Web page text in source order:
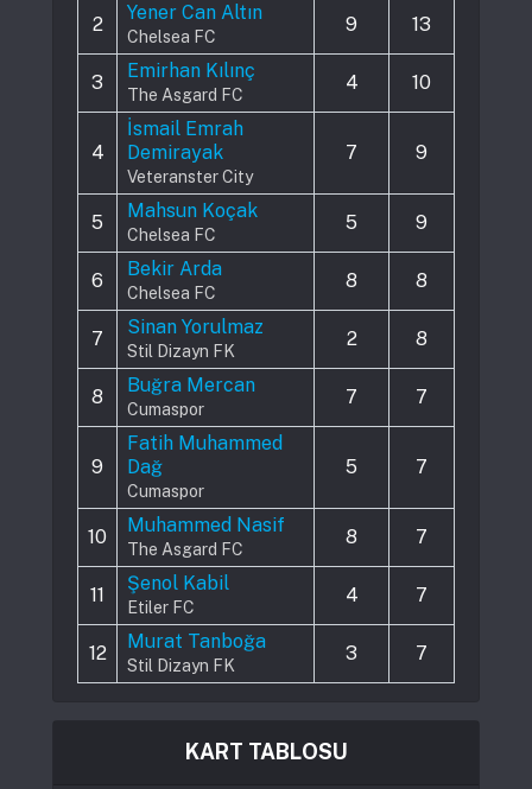
2
Yener Can Altın
Chelsea FC
9 13
3
Emirhan Kılınç
The Asgard FC
4 10
4
İsmail Emrah
Demirayak
Veteranster City
7 9
5
Mahsun Koçak
Chelsea FC
5 9
6
Bekir Arda
Chelsea FC
8 8
7
Sinan Yorulmaz
Stil Dizayn FK
2 8
8
Buğra Mercan
Cumaspor
7 7
9
Fatih Muhammed
Dağ
Cumaspor
5 7
10
Muhammed Nasif
The Asgard FC
8 7
11
Şenol Kabil
Etiler FC
4 7
12
Murat Tanboğa
Stil Dizayn FK
3 7
KART TABLOSU